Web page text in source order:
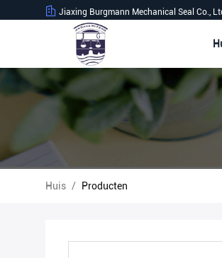
Jiaxing Burgmann Mechanical Seal Co.,
Huis / Producten